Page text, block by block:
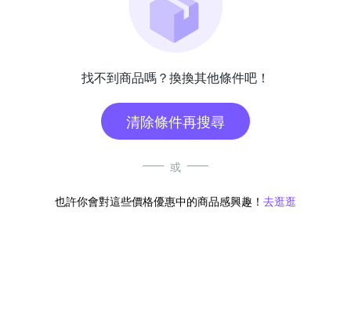
找不到商品嗎？換換其他條件吧！
清除條件再搜尋
或
也許你會對這些價格優惠中的商品感興趣！ 去逛逛